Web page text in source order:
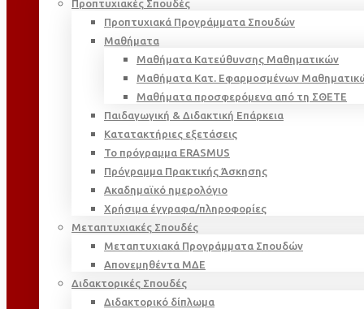
Προπτυχιακές Σπουδές
Προπτυχιακά Προγράμματα Σπουδών
Μαθήματα
Μαθήματα Κατεύθυνσης Μαθηματικών
Μαθήματα Κατ. Εφαρμοσμένων
Μαθήματα προσφερόμενα από τη ΣΘΕΤΕ
Παιδαγωγική & Διδακτική Επάρκεια
Κατατακτήριες εξετάσεις
Το πρόγραμμα ERASMUS
Πρόγραμμα Πρακτικής Άσκησης
Ακαδημαϊκό ημερολόγιο
Χρήσιμα έγγραφα/πληροφορίες
Μεταπτυχιακές Σπουδές
Μεταπτυχιακά Προγράμματα Σπουδών
Απονεμηθέντα ΜΔΕ
Διδακτορικές Σπουδές
Διδακτορικό δίπλωμα